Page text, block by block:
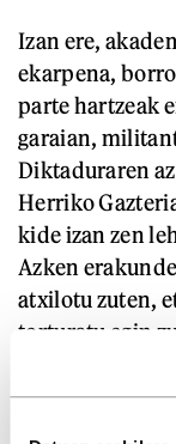
Izan ere,
ekarpena,
parte hartzeak
garaian,
Diktaduraren
Herriko
kide izan zen
Azken
atxilotu zuten,
torturatu egin
IKUSI